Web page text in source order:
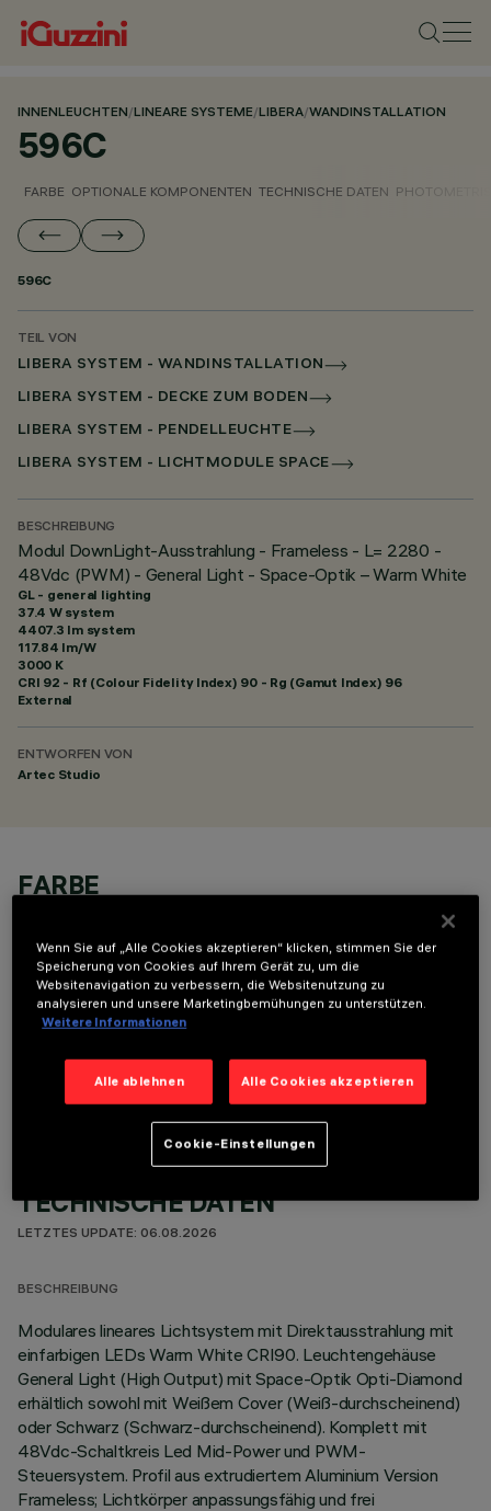
INNENLEUCHTEN/LINEARE SYSTEME/LIBERA/WANDINSTALLATION
596C
FARBE OPTIONALE KOMPONENTEN TECHNISCHE DATEN
596C
TEIL VON
LIBERA SYSTEM - WANDINSTALLATION
LIBERA SYSTEM - DECKE ZUM BODEN
LIBERA SYSTEM - PENDELLEUCHTE
LIBERA SYSTEM - LICHTMODULE SPACE
BESCHREIBUNG
Modul DownLight-Ausstrahlung - Frameless - L= 2280 -
48Vdc (PWM) - General Light - Space-Optik – Warm White
GL - general lighting
37.4 W system
4407.3 lm system
117.84 lm/W
3000 K
CRI 92 - Rf (Colour Fidelity Index) 90 - Rg (Gamut Index) 96
External
ENTWORFEN VON
Artec Studio
FARBE
TECHNISCHE DATEN
LETZTES UPDATE: 06.08.2026
BESCHREIBUNG
Modulares lineares Lichtsystem mit Direktausstrahlung mit
einfarbigen LEDs Warm White CRI90. Leuchtengehäuse
General Light (High Output) mit Space-Optik Opti-Diamond
erhältlich sowohl mit Weißem Cover (Weiß-durchscheinend)
oder Schwarz (Schwarz-durchscheinend). Komplett mit
48Vdc-Schaltkreis Led Mid-Power und PWM-
Steuersystem. Profil aus extrudiertem Aluminium Version
Frameless; Lichtkörper anpassungsfähig und frei
Wenn Sie auf „Alle Cookies akzeptieren“ klicken, stimmen Sie der
Speicherung von Cookies auf Ihrem Gerät zu, um die
Websitenavigation zu verbessern, die Websitenutzung zu
analysieren und unsere Marketingbemühungen zu unterstützen.
Weitere Informationen
Alle ablehnen Alle Cookies akzeptieren
Cookie-Einstellungen